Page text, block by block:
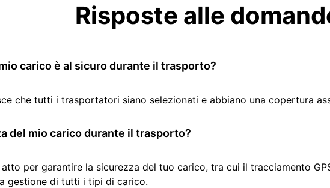
Risposte alle
carico è al sicuro durante il trasporto?
che tutti i trasportatori siano selezionati e abbiano una copertura
del mio carico durante il trasporto?
per garantire la sicurezza del tuo carico, tra cui il tracciamento
gestione di tutti i tipi di carico.